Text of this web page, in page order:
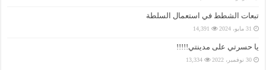
تبعات الشطط في استعمال السلطة
31 مايو، 2024 14,391
يا حسرتي على مدينتي!!!!!
30 نوفمبر، 2022 13,334